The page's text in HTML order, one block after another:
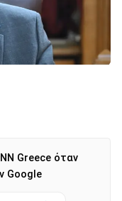
Greece όταν
Google